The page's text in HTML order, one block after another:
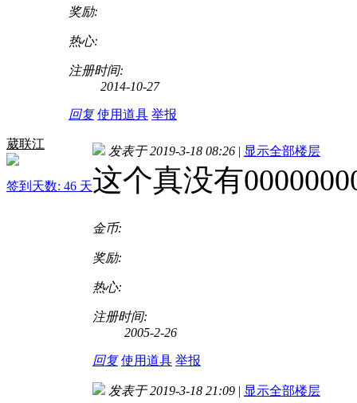
奖励:
热心:
注册时间:
2014-10-27
回复 使用道具 举报
葳联江
签到天数: 46 天
发表于 2019-3-18 08:26 | 显示全部楼层
这个真没有
金币:
奖励:
热心:
注册时间:
2005-2-26
回复 使用道具 举报
发表于 2019-3-18 21:09 | 显示全部楼层